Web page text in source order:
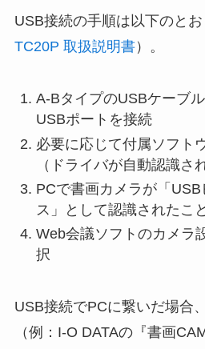
USB接続の手順は以下のとお
TC20P 取扱説明書）。
A-BタイプのUSBケーブ
USBポートを接続
必要に応じて付属ソフト
（ドライバが自動認識さ
PCで書画カメラが「
ス」として認識されたこ
Web会議ソフトのカメラ
択
USB接続でPCに繋いだ場合
（例：I-O DATAの『書画